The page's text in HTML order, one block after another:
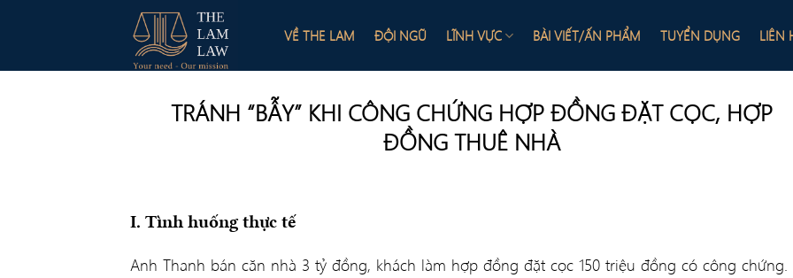
VỀ THE LAM ĐỘI NGŨ LĨNH VỰC BÀI VIẾT/ẤN PHẨM TUYỂN DỤNG LIÊN
TRÁNH “BẪY” KHI CÔNG CHỨNG HỢP ĐỒNG ĐẶT CỌC, HỢP
ĐỒNG THUÊ NHÀ
I. Tình huống thực tế
Anh Thanh bán căn nhà 3 tỷ đồng, khách làm hợp đồng đặt cọc 150 triệu đồng có công chứng.